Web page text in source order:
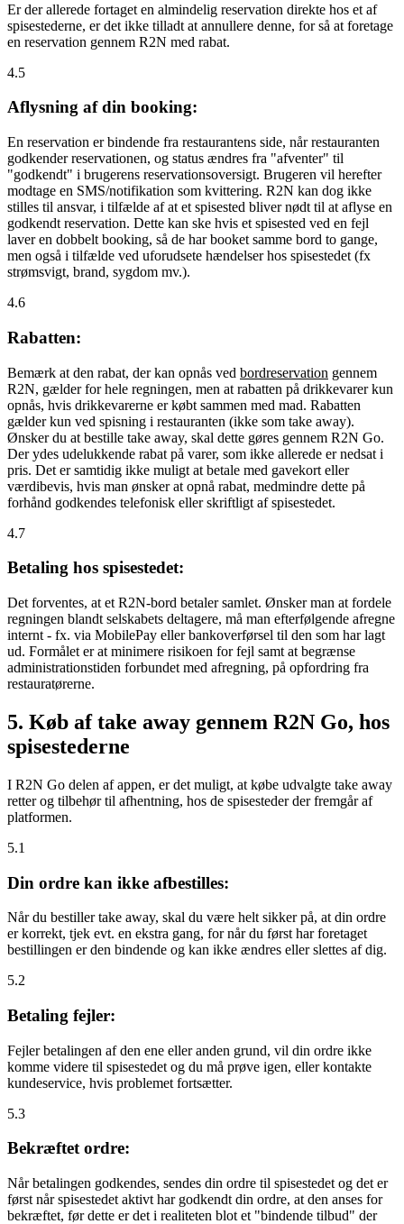
Er der allerede fortaget en almindelig reservation direkte hos et af
spisestederne, er det ikke tilladt at annullere denne, for så at foretage
en reservation gennem R2N med rabat.
4.5
Aflysning af din booking:
En reservation er bindende fra restaurantens side, når restauranten
godkender reservationen, og status ændres fra "afventer" til
"godkendt" i brugerens reservationsoversigt. Brugeren vil herefter
modtage en SMS/notifikation som kvittering. R2N kan dog ikke
stilles til ansvar, i tilfælde af at et spisested bliver nødt til at aflyse en
godkendt reservation. Dette kan ske hvis et spisested ved en fejl
laver en dobbelt booking, så de har booket samme bord to gange,
men også i tilfælde ved uforudsete hændelser hos spisestedet (fx
strømsvigt, brand, sygdom mv.).
4.6
Rabatten:
Bemærk at den rabat, der kan opnås ved bordreservation gennem
R2N, gælder for hele regningen, men at rabatten på drikkevarer kun
opnås, hvis drikkevarerne er købt sammen med mad. Rabatten
gælder kun ved spisning i restauranten (ikke som take away).
Ønsker du at bestille take away, skal dette gøres gennem R2N Go.
Der ydes udelukkende rabat på varer, som ikke allerede er nedsat i
pris. Det er samtidig ikke muligt at betale med gavekort eller
værdibevis, hvis man ønsker at opnå rabat, medmindre dette på
forhånd godkendes telefonisk eller skriftligt af spisestedet.
4.7
Betaling hos spisestedet:
Det forventes, at et R2N-bord betaler samlet. Ønsker man at fordele
regningen blandt selskabets deltagere, må man efterfølgende afregne
internt - fx. via MobilePay eller bankoverførsel til den som har lagt
ud. Formålet er at minimere risikoen for fejl samt at begrænse
administrationstiden forbundet med afregning, på opfordring fra
restauratørerne.
5. Køb af take away gennem R2N Go, hos
spisestederne
I R2N Go delen af appen, er det muligt, at købe udvalgte take away
retter og tilbehør til afhentning, hos de spisesteder der fremgår af
platformen.
5.1
Din ordre kan ikke afbestilles:
Når du bestiller take away, skal du være helt sikker på, at din ordre
er korrekt, tjek evt. en ekstra gang, for når du først har foretaget
bestillingen er den bindende og kan ikke ændres eller slettes af dig.
5.2
Betaling fejler:
Fejler betalingen af den ene eller anden grund, vil din ordre ikke
komme videre til spisestedet og du må prøve igen, eller kontakte
kundeservice, hvis problemet fortsætter.
5.3
Bekræftet ordre:
Når betalingen godkendes, sendes din ordre til spisestedet og det er
først når spisestedet aktivt har godkendt din ordre, at den anses for
bekræftet, før dette er det i realiteten blot et "bindende tilbud" der